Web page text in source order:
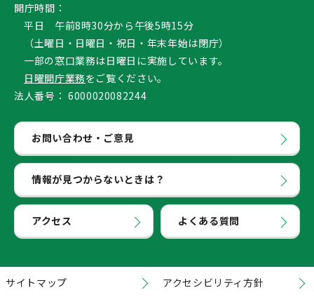
開庁時間：
平日 午前8時30分から午後5時15分
（土曜日・日曜日・祝日・年末年始は閉庁）
一部の窓口業務は日曜日に実施しています。
日曜開庁業務をご覧ください。
法人番号： 6000020082244
お問い合わせ・ご意見
情報が見つからないときは？
アクセス よくある質問
サイトマップ アクセシビリティ方針